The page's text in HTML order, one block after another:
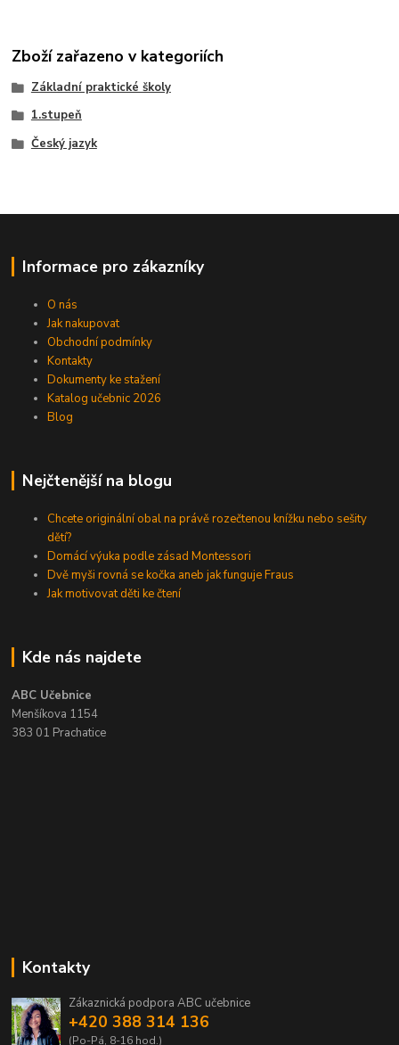
Zboží zařazeno v kategoriích
Základní praktické školy
1.stupeň
Český jazyk
Informace pro zákazníky
O nás
Jak nakupovat
Obchodní podmínky
Kontakty
Dokumenty ke stažení
Katalog učebnic 2026
Blog
Nejčtenější na blogu
Chcete originální obal na právě rozečtenou knížku nebo sešity
dětí?
Domácí výuka podle zásad Montessori
Dvě myši rovná se kočka aneb jak funguje Fraus
Jak motivovat děti ke čtení
Kde nás najdete
ABC Učebnice
Menšíkova 1154
383 01 Prachatice
Kontakty
Zákaznická podpora ABC učebnice
+420 388 314 136
(Po-Pá, 8-16 hod.)